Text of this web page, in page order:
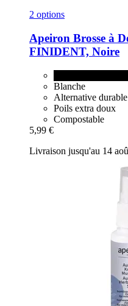
2 options
Apeiron Brosse à
FINIDENT, Noire
Blanche
Alternative durable
Poils extra doux
Compostable
5,99 €
Livraison jusqu'au 14